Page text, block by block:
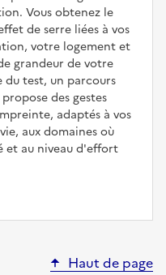
Vous obtenez le
de serre liées à vos
votre logement et
grandeur de votre
du test, un parcours
des gestes
adaptés à vos
aux domaines où
et au niveau d'effort
Haut de page